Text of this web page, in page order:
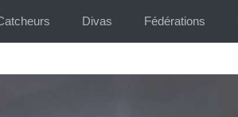
Divas Fédérations